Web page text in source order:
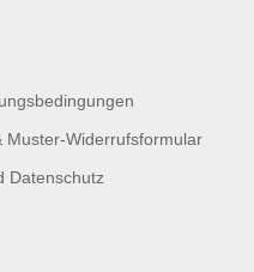
Muster-Widerrufsformular
Datenschutz